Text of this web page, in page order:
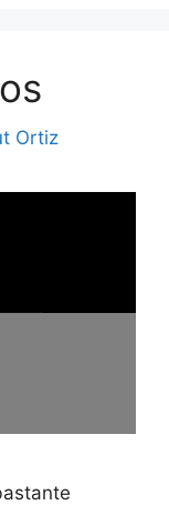
Ortiz